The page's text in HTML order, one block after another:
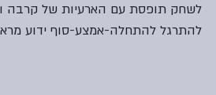
לשחק תופסת עם הארעיות של קרבה
להתרגל להתחלה-אמצע-סוף ידוע